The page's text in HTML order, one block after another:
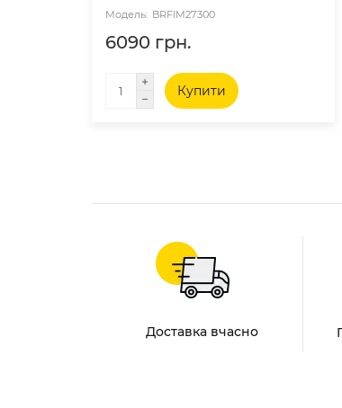
BRFIM27300
6090 грн.
Купити
Доставка вчасно